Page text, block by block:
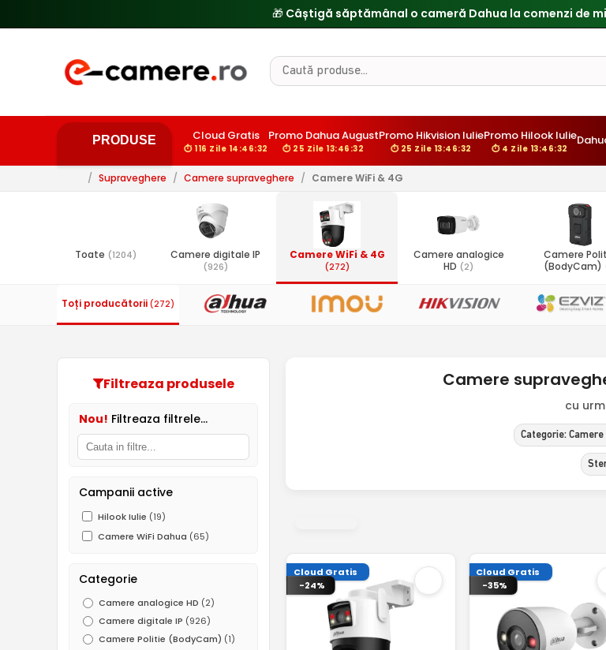
PRODUSE Cloud Gratis
⏱ 116 Zile 14:46:31
Promo Dahua August
⏱ 25 Zile 13:46:31
Promo Hikvision Iulie
⏱ 25 Zile 13:46:31
Promo Hilook Iulie
⏱ 4 Zile 13:46:31
/ Supraveghere / Camere supraveghere / Camere WiFi & 4G
Toate (1204) Camere digitale IP
(926)
Camere WiFi & 4G
(272)
Camere analogice
HD (2)
Camere
(BodyCam)
Toți producătorii (272)
Filtreaza produsele
Nou! Filtreaza filtrele...
Campanii active
Hilook Iulie (19)
Camere WiFi Dahua (65)
Categorie
Camere analogice HD (2)
Camere digitale IP (926)
Camere Politie (BodyCam) (1)
Camere
cu
Categorie: Camere
Cloud Gratis
-24%
Cloud Gratis
-35%